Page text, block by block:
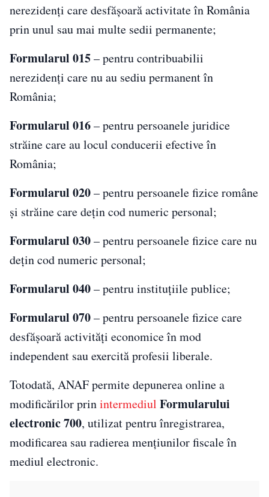
nerezidenți care desfășoară activitate în România
prin unul sau mai multe sedii permanente;
Formularul 015– pentru contribuabilii
nerezidenți care nu au sediu permanent în
România;
Formularul 016– pentru persoanele juridice
străine care au locul conducerii efective în
România;
Formularul 020– pentru persoanele fizice române
și străine care dețin cod numeric personal;
Formularul 030– pentru persoanele fizice care nu
dețin cod numeric personal;
Formularul 040– pentru instituțiile publice;
Formularul 070– pentru persoanele fizice care
desfășoară activități economice în mod
independent sau exercită profesii liberale.
Totodată, ANAF permite depunerea online a
modificărilor prinintermediul Formularului
electronic 700, utilizat pentru înregistrarea,
modificarea sau radierea mențiunilor fiscale în
mediul electronic.